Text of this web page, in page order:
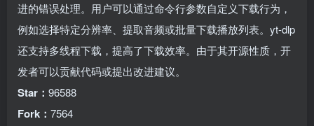
进的错误处理。用户可以通过命令行参数自定义下载行为，
例如选择特定分辨率、提取音频或批量下载播放列表。yt-dlp
还支持多线程下载，提高了下载效率。由于其开源性质，开
发者可以贡献代码或提出改进建议。
Star： 96588
Fork： 7564